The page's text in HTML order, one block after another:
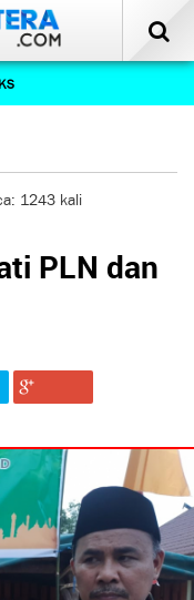
1243 kali
PLN dan